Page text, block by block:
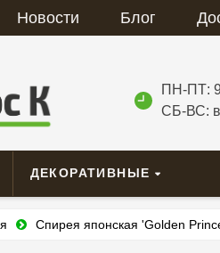
Новости Блог
ПН-ПТ:
СБ-ВС:
ДЕКОРАТИВНЫЕ
Спирея японская 'Golden